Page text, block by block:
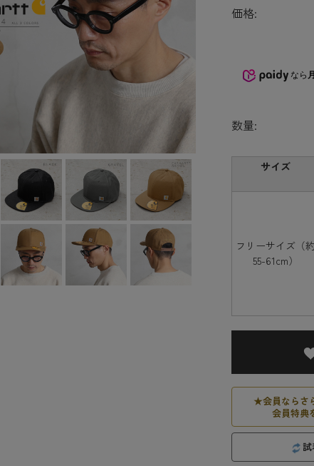
価格:
なら
数量:
サイズ
フリーサイズ（約
55-61cm）
★会員ならさ
会員特典